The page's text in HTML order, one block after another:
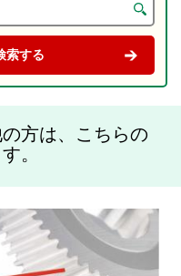
方は、こちらの
。